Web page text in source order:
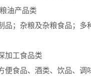
油产品类
品；杂粮及杂粮食品；多
加工食品类
便食品、酒类、饮品、